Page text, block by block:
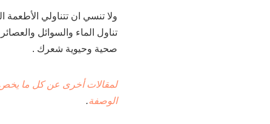
ولا تنسي ان تتناولي الأطعمة
تناول الماء والسوائل
صحية وحيوية شعرك .
لمقالات أخرى عن كل ما
الوصفة.